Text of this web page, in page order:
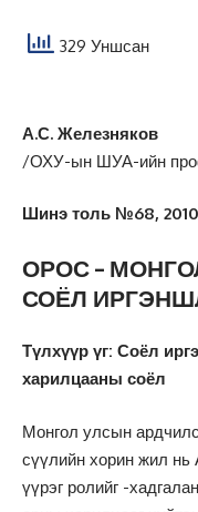
329 Уншсан
А.С. Железняков
/ОХУ-ын ШУА-ийн
Шинэ толь №68, 2010
ОРОС –
СОЁЛ
Түлхүүр үг: Соёл
харилцааны соёл
Монгол улсын
сүүлийн хорин жил
үүрэг ролийг -